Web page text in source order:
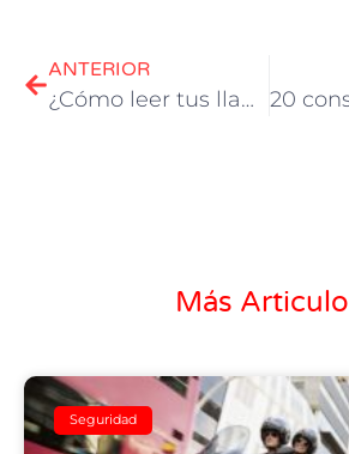
ANTERIOR
¿Cómo leer tus llantas?
Más
Seguridad